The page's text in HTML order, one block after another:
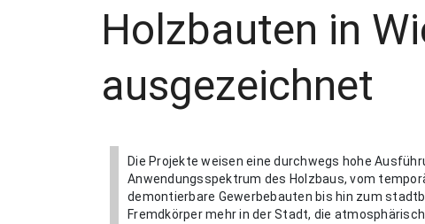
Holzbauten in
ausgezeichnet
Die Projekte weisen eine durchwegs hohe
Anwendungsspektrum des Holzbaus, vom
demontierbare Gewerbebauten bis hin zum
Fremdkörper mehr in der Stadt, die